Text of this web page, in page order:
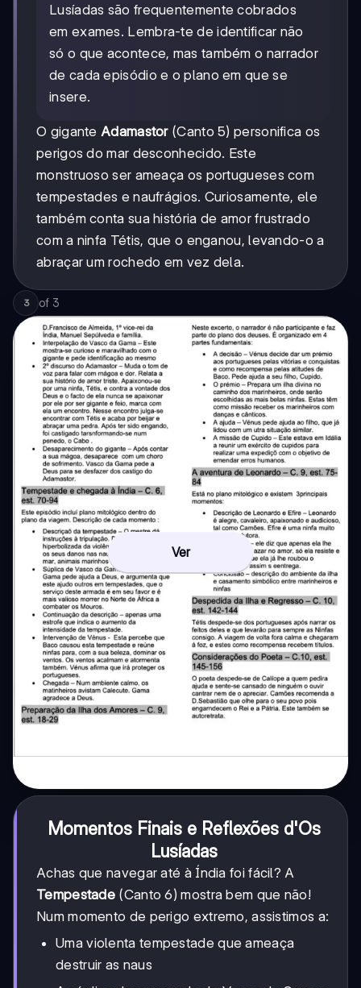
Lusíadas são frequentemente cobrados
em exames. Lembra-te de identificar não
só o que acontece, mas também o narrador
de cada episódio e o plano em que se
insere.
O gigante Adamastor(Canto 5) personifica os
perigos do mar desconhecido. Este
monstruoso ser ameaça os portugueses com
tempestades e naufrágios. Curiosamente, ele
também conta sua história de amor frustrado
com a ninfa Tétis, que o enganou, levando-o a
abraçar um rochedo em vez dela.
3 of 3
Ver
Momentos Finais e Reflexões d'Os
Lusíadas
Achas que navegar até à Índia foi fácil? A
Tempestade (Canto 6) mostra bem que não!
Num momento de perigo extremo, assistimos a:
Uma violenta tempestade que ameaça
destruir as naus